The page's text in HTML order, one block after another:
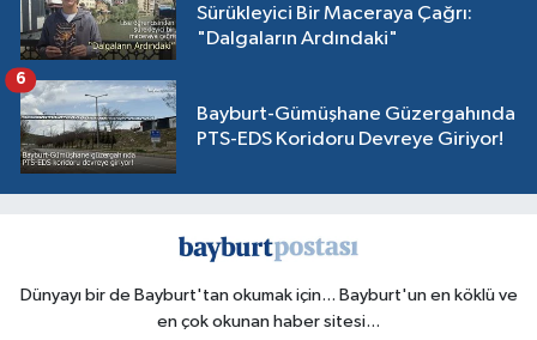
Sürükleyici Bir Maceraya Çağrı:
"Dalgaların Ardındaki"
Bayburt-Gümüşhane Güzergahında
PTS-EDS Koridoru Devreye Giriyor!
6
Dünyayı bir de Bayburt'tan okumak için... Bayburt'un en köklü ve
en çok okunan haber sitesi...